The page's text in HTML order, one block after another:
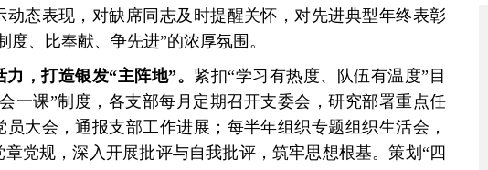
动态表现，对缺席同志及时提醒关怀，对先进典型年终表彰
度、比奉献、争先进”的浓厚氛围。
，打造银发“主阵地”。 紧扣“学习有热度、队伍有温度”目
一课”制度，各支部每月定期召开支委会，研究部署重点任
员大会，通报支部工作进展；每半年组织专题组织生活会，
党规，深入开展批评与自我批评，筑牢思想根基。策划“四